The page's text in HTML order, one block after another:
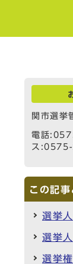
関市選挙
電話
ス
この記
選挙
選挙
選挙